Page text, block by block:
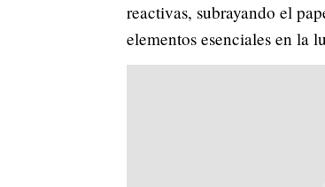
reactivas, subrayando el
elementos esenciales en la